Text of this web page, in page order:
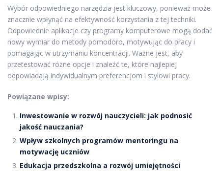
Wybór odpowiedniego narzędzia jest kluczowy, ponieważ może
znacznie wpłynąć na efektywność korzystania z tej techniki.
Odpowiednie aplikacje czy programy komputerowe mogą dodać
nowy wymiar do metody pomodoro, motywując do pracy i
pomagając w utrzymaniu koncentracji. Ważne jest, aby
przetestować różne opcje i znaleźć te, które najlepiej
odpowiadają indywidualnym preferencjom i stylowi pracy.
Powiązane wpisy:
Inwestowanie w rozwój nauczycieli: jak podnosić
jakość nauczania?
Wpływ szkolnych programów mentoringu na
motywację uczniów
Edukacja przedszkolna a rozwój umiejętności